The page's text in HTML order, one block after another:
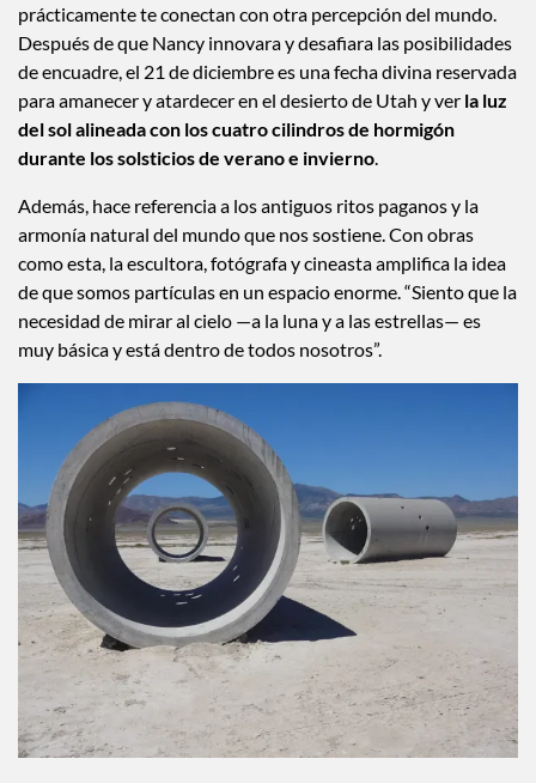
prácticamente te conectan con otra percepción del mundo.
Después de que Nancy innovara y desafiara las posibilidades
de encuadre, el 21 de diciembre es una fecha divina reservada
para amanecer y atardecer en el desierto de Utah y ver la luz
del sol alineada con los cuatro cilindros de hormigón
durante los solsticios de verano e invierno
Además, hace referencia a los antiguos ritos paganos y la
armonía natural del mundo que nos sostiene. Con obras
como esta, la escultora, fotógrafa y cineasta amplifica la idea
de que somos partículas en un espacio enorme. “Siento que la
necesidad de mirar al cielo —a la luna y a las estrellas— es
muy básica y está dentro de todos nosotros”.